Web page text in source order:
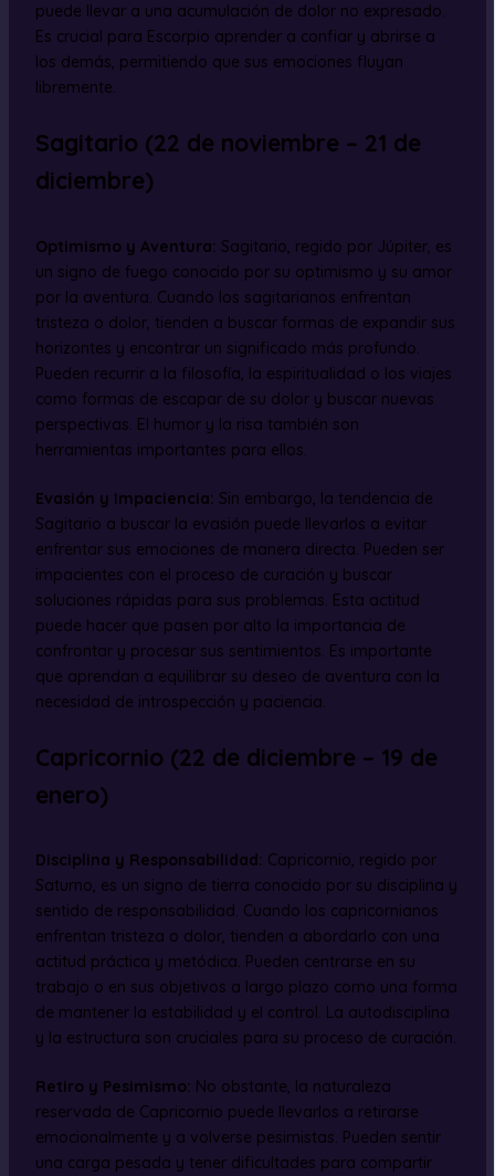
puede llevar a una acumulación de dolor no expresado.
Es crucial para Escorpio aprender a confiar y abrirse a
los demás, permitiendo que sus emociones fluyan
libremente.
Sagitario (22 de noviembre – 21 de
diciembre)
Optimismo y Aventura: Sagitario, regido por Júpiter, es
un signo de fuego conocido por su optimismo y su amor
por la aventura. Cuando los sagitarianos enfrentan
tristeza o dolor, tienden a buscar formas de expandir sus
horizontes y encontrar un significado más profundo.
Pueden recurrir a la filosofía, la espiritualidad o los viajes
como formas de escapar de su dolor y buscar nuevas
perspectivas. El humor y la risa también son
herramientas importantes para ellos.
Evasión y Impaciencia: Sin embargo, la tendencia de
Sagitario a buscar la evasión puede llevarlos a evitar
enfrentar sus emociones de manera directa. Pueden ser
impacientes con el proceso de curación y buscar
soluciones rápidas para sus problemas. Esta actitud
puede hacer que pasen por alto la importancia de
confrontar y procesar sus sentimientos. Es importante
que aprendan a equilibrar su deseo de aventura con la
necesidad de introspección y paciencia.
Capricornio (22 de diciembre – 19 de
enero)
Disciplina y Responsabilidad: Capricornio, regido por
Saturno, es un signo de tierra conocido por su disciplina y
sentido de responsabilidad. Cuando los capricornianos
enfrentan tristeza o dolor, tienden a abordarlo con una
actitud práctica y metódica. Pueden centrarse en su
trabajo o en sus objetivos a largo plazo como una forma
de mantener la estabilidad y el control. La autodisciplina
y la estructura son cruciales para su proceso de curación.
Retiro y Pesimismo: No obstante, la naturaleza
reservada de Capricornio puede llevarlos a retirarse
emocionalmente y a volverse pesimistas. Pueden sentir
una carga pesada y tener dificultades para compartir